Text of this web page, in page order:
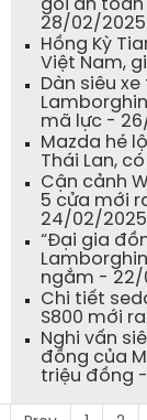
gói an toàn
28/02/2025
Hồng Kỳ
Việt Nam,
Dàn siêu
mã lực -
Mazda hé
Thái Lan,
Cận cảnh
5 cửa mới
24/02/2025
“Đại gia
ngắm - 22/
Chi tiết
S800 mới
Nghi vấn
đồng của
triệu đồng